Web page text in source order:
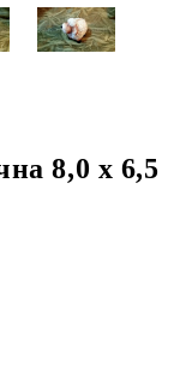
8,0 х 6,5